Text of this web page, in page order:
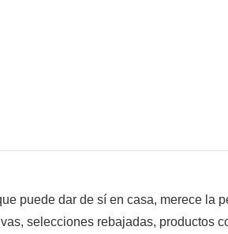
puede dar de sí en casa, merece la
selecciones rebajadas, productos